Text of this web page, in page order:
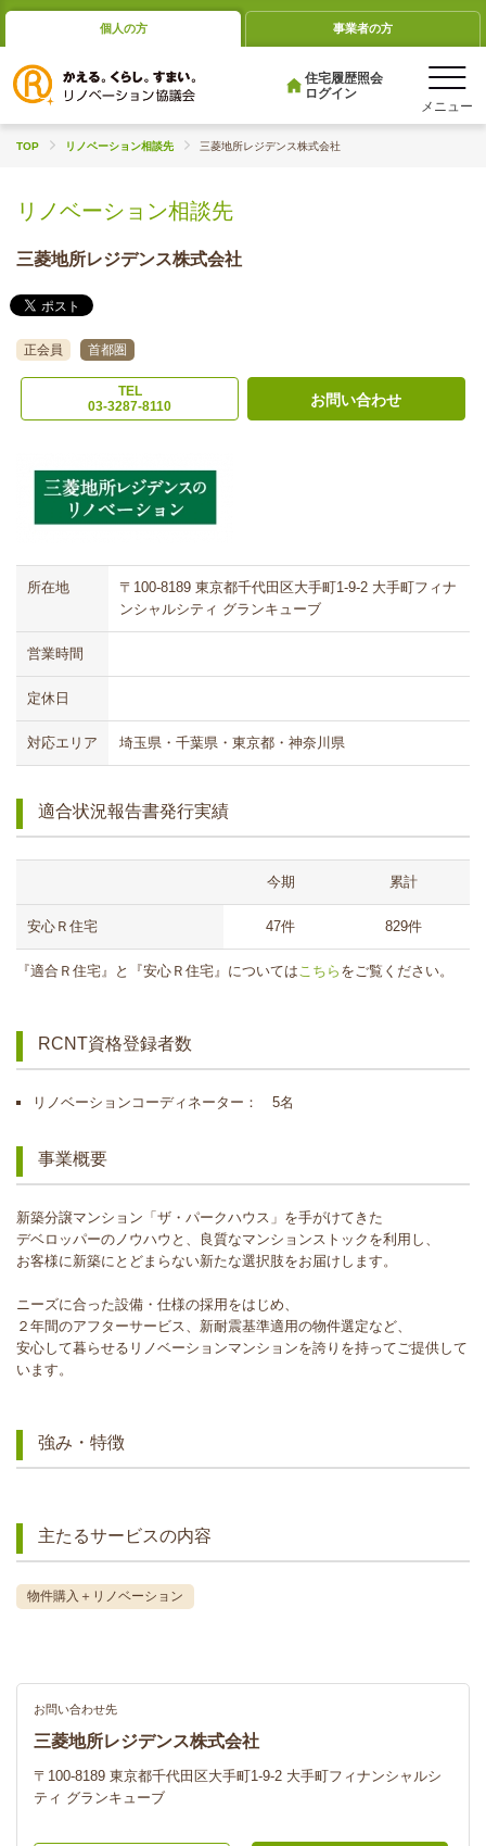
個人の方 事業者の方
住宅履歴照会
ログイン
TOP リノベーション相談先 三菱地所レジデンス株式会社
リノベーション相談先
三菱地所レジデンス株式会社
正会員 首都圏
TEL
03-3287-8110
お問い合わせ
所在地
〒100-8189 東京都千代田区大手町1-9-2 大手町フィナ
ンシャルシティ グランキューブ
営業時間
定休日
対応エリア 埼玉県・千葉県・東京都・神奈川県
適合状況報告書発行実績
今期 累計
安心Ｒ住宅 47件 829件
『適合Ｒ住宅』と『安心Ｒ住宅』についてはこちら をご覧ください。
RCNT資格登録者数
リノベーションコーディネーター： 5名
事業概要
新築分譲マンション「ザ・パークハウス」を手がけてきた
デベロッパーのノウハウと、良質なマンションストックを利用し、
お客様に新築にとどまらない新たな選択肢をお届けします。
ニーズに合った設備・仕様の採用をはじめ、
２年間のアフターサービス、新耐震基準適用の物件選定など、
安心して暮らせるリノベーションマンションを誇りを持ってご提供して
います。
強み・特徴
主たるサービスの内容
物件購入＋リノベーション
お問い合わせ先
三菱地所レジデンス株式会社
〒100-8189 東京都千代田区大手町1-9-2 大手町フィナンシャルシ
ティ グランキューブ